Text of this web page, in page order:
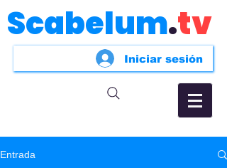
Scabelum.tv
Iniciar sesión
Entrada